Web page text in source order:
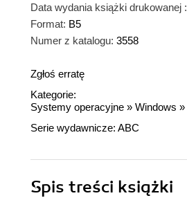
Data wydania książki drukowanej :
Format: B5
Numer z katalogu: 3558
Zgłoś erratę
Kategorie:
Systemy operacyjne » Windows »
Serie wydawnicze: ABC
Spis treści książki